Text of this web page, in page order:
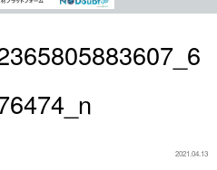
2021.04.13